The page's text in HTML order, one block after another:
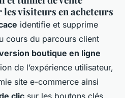
visiteurs en acheteurs
identifie et supprime
cours du parcours client
boutique en ligne
de l’expérience utilisateur,
site e-commerce ainsi
clic sur les boutons clés